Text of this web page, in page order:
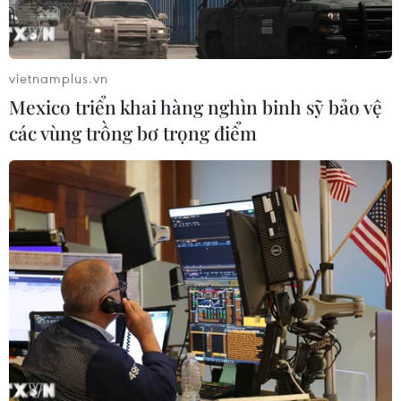
Bridgestone Việt Nam giới thiệu
dòng lốp hiệu suất cao thế hệ mới
Potenza
24/07/2026 06:46
Hà Nội xây dựng phương án hỗ trợ
người thu nhập thấp đổi xe máy cũ
24/07/2026 06:15
Hãng xe điện Polestar chính thức rút
lui khỏi thị trường Mỹ
21/07/2026 04:29
Cố vấn Nhà Trắng cảnh báo BYD gia
vietnamplus.vn
Mexico triển khai hàng nghìn binh sỹ bảo vệ
các vùng trồng bơ trọng điểm